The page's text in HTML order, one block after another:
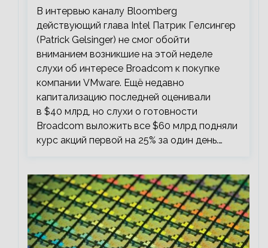
мелких компаний крупными
В интервью каналу Bloomberg
действующий глава Intel Патрик Гелсингер
(Patrick Gelsinger) не смог обойти
вниманием возникшие на этой неделе
слухи об интересе Broadcom к покупке
компании VMware. Ещё недавно
капитализацию последней оценивали
в $40 млрд, но слухи о готовности
Broadcom выложить все $60 млрд подняли
курс акций первой на 25% за один день.…